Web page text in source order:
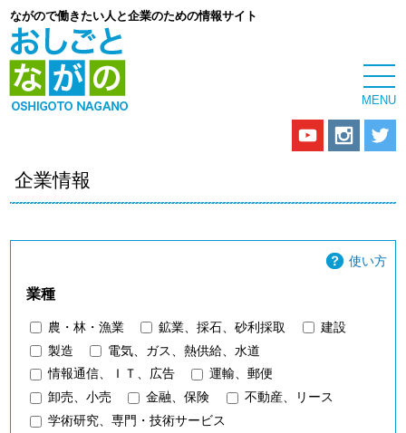
ながので働きたい人と企業のための情報サイト
企業情報
使い方
業種
農・林・漁業 鉱業、採石、砂利採取
建設
製造
電気、ガス、熱供給、水道
情報通信、ＩＴ、広告
運輸、郵便
卸売、小売
金融、保険
不動産、リース
学術研究、専門・技術サービス